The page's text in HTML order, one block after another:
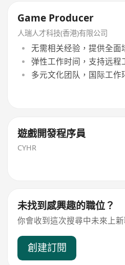
Game Producer
人瑞人才科技(香港)有限公司
无需相关经验，提供全面
弹性工作时间，支持远程
多元文化团队，国际工作
遊戲開發程序員
CYHR
未找到感興趣的職位？
你會收到這次搜尋中未來上
創建訂閱